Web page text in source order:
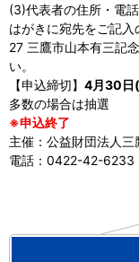
(3)代表者の住所・電
はがきに宛先をご記
27 三鷹市山本有三記
い。
【申込締切】 4月30日
多数の場合は抽選
※申込終了
主催：公益財団法人
電話：0422-42-6233